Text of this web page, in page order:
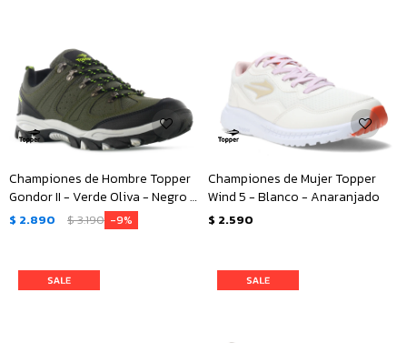
Championes de Hombre Topper
Gondor II - Verde Oliva - Negro -
Verde
$ 2.890 $3.190 9
Championes de Mujer Topper
Wind 5 - Blanco - Anaranjado
$ 2.590